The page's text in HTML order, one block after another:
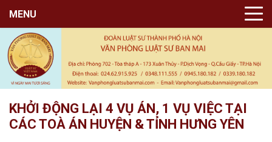
MENU
KHỞI ĐỘNG LẠI 4 VỤ ÁN, 1 VỤ VIỆC TẠI
CÁC TOÀ ÁN HUYỆN & TỈNH HƯNG YÊN